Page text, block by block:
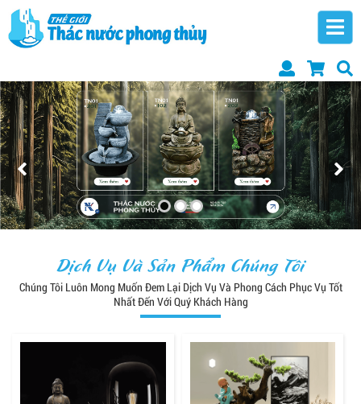
Dịch Vụ Và Sản Phẩm Chúng Tôi
Chúng Tôi Luôn Mong Muốn Đem Lại Dịch Vụ Và Phong Cách Phục Vụ Tốt
Nhất Đến Với Quý Khách Hàng